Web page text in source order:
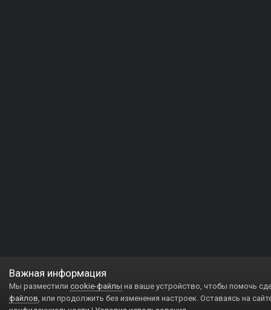
Важная информация
Мы разместили cookie-файлы на ваше устройство, чтобы помочь
файлов, или продолжить без изменения настроек. Оставаясь на